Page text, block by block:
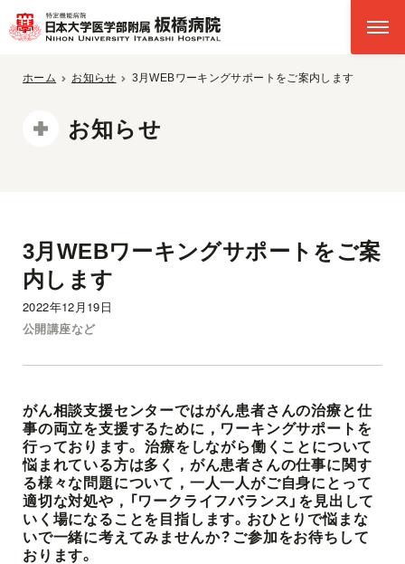
ホーム お知らせ 3月WEBワーキングサポートをご案内します
お知らせ
3月WEBワーキングサポートをご案
内します
2022年12月19日
公開講座など
がん相談支援センターではがん患者さんの治療と仕
事の両立を支援するために，ワーキングサポートを
行っております。 治療をしながら働くことについて
悩まれている方は多く，がん患者さんの仕事に関す
る様々な問題について，一人一人がご自身にとって
適切な対処や，「ワークライフバランス」を見出して
いく場になることを目指します。おひとりで悩まな
いで一緒に考えてみませんか？ご参加をお待ちして
おります。